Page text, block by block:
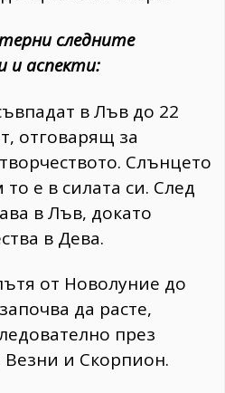
следните
и аспекти:
в Лъв до 22
отговарящ за
Слънцето
е в силата си. След
в Лъв, докато
в Дева.
от Новолуние до
да расте,
през
и Скорпион.